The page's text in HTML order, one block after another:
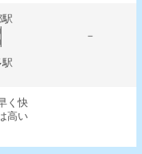
駅
－
駅
く快
高い